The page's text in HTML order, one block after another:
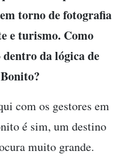
torno de fotografia
e turismo. Como
dentro da lógica de
com os gestores em
é sim, um destino
muito grande.